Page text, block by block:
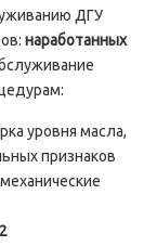
ДГУ
наработанных
уровня масла,
признаков